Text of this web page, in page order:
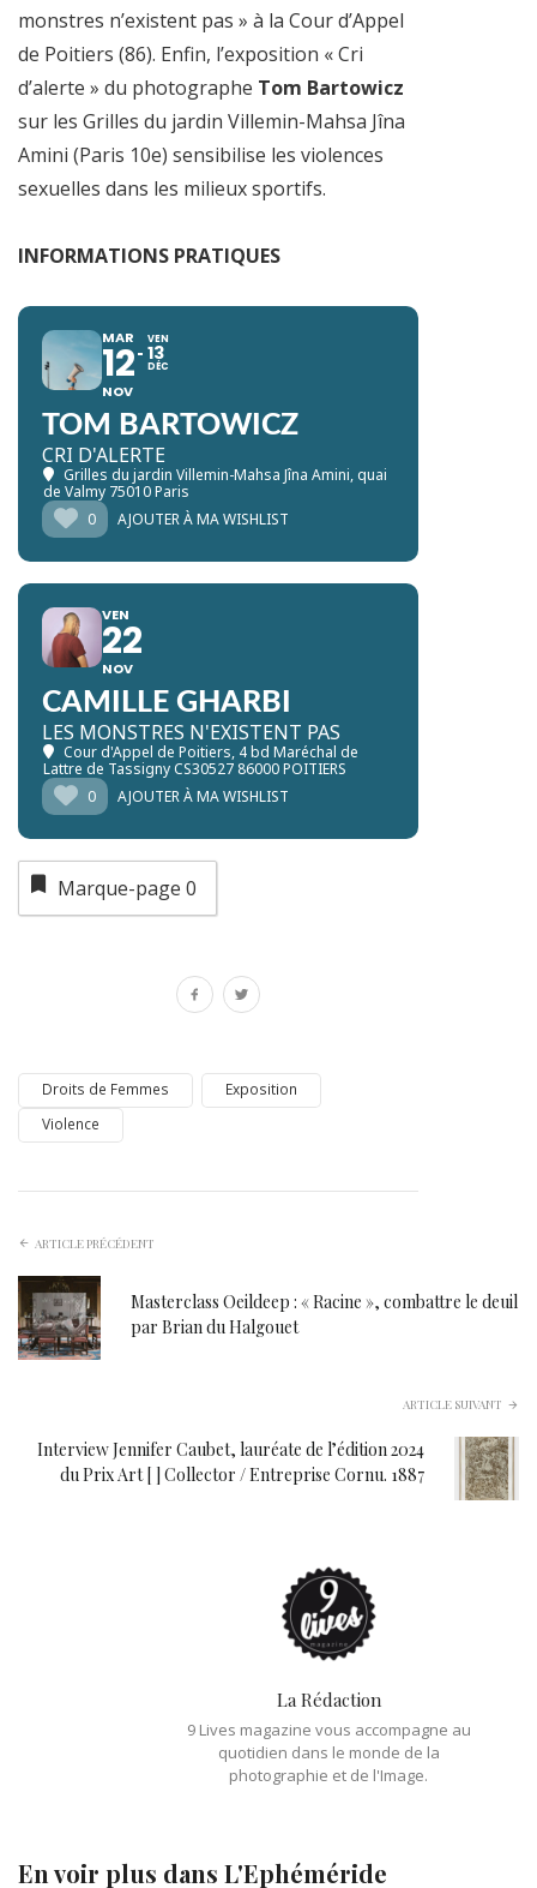
monstres n’existent pas » à la Cour d’Appel
de Poitiers (86). Enfin, l’exposition « Cri
d’alerte » du photographe Tom Bartowicz
sur les Grilles du jardin Villemin-Mahsa Jîna
Amini (Paris 10e) sensibilise les violences
sexuelles dans les milieux sportifs.
INFORMATIONS PRATIQUES
MAR
12
NOV
VEN
13
DÉC
TOM BARTOWICZ
CRI D'ALERTE
Grilles du jardin Villemin-Mahsa Jîna Amini, quai
de Valmy 75010 Paris
0
AJOUTER À MA WISHLIST
VEN
22
NOV
CAMILLE GHARBI
LES MONSTRES N'EXISTENT PAS
Cour d'Appel de Poitiers, 4 bd Maréchal de
Lattre de Tassigny CS30527 86000 POITIERS
0
AJOUTER À MA WISHLIST
Marque-page 0
Droits de Femmes
Exposition
Violence
ARTICLE PRÉCÉDENT
Masterclass Oeildeep : « Racine », combattre le deuil
par Brian du Halgouet
ARTICLE SUIVANT
Interview Jennifer Caubet, lauréate de l’édition 2024
du Prix Art [ ] Collector / Entreprise Cornu. 1887
La Rédaction
9 Lives magazine vous accompagne au
quotidien dans le monde de la
photographie et de l'Image.
En voir plus dans L'Ephéméride